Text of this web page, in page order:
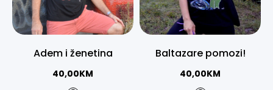
Adem i ženetina
40,00KM
Baltazare pomozi!
40,00KM